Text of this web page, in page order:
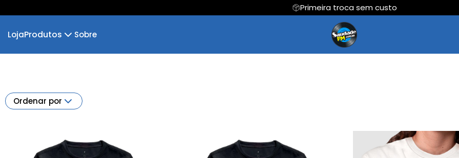
Primeira troca sem custo
LojaProdutos
Body Infantil
Sobre
Ordenar por